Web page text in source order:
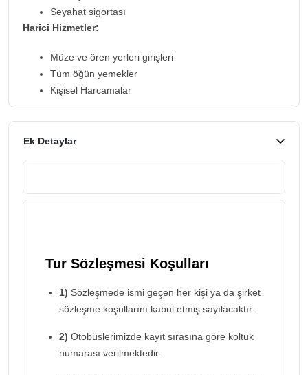
Seyahat sigortası
Harici Hizmetler:
Müze ve ören yerleri girişleri
Tüm öğün yemekler
Kişisel Harcamalar
Ek Detaylar
Tur Sözleşmesi Koşulları
1) Sözleşmede ismi geçen her kişi ya da şirket
sözleşme koşullarını kabul etmiş sayılacaktır.
2) Otobüslerimizde kayıt sırasına göre koltuk
numarası verilmektedir.